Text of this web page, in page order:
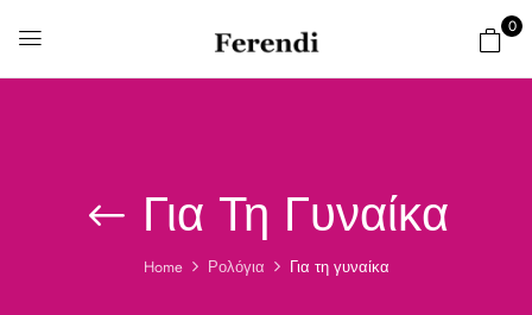
0
Για Τη Γυναίκα
Home Ρολόγια Για τη γυναίκα